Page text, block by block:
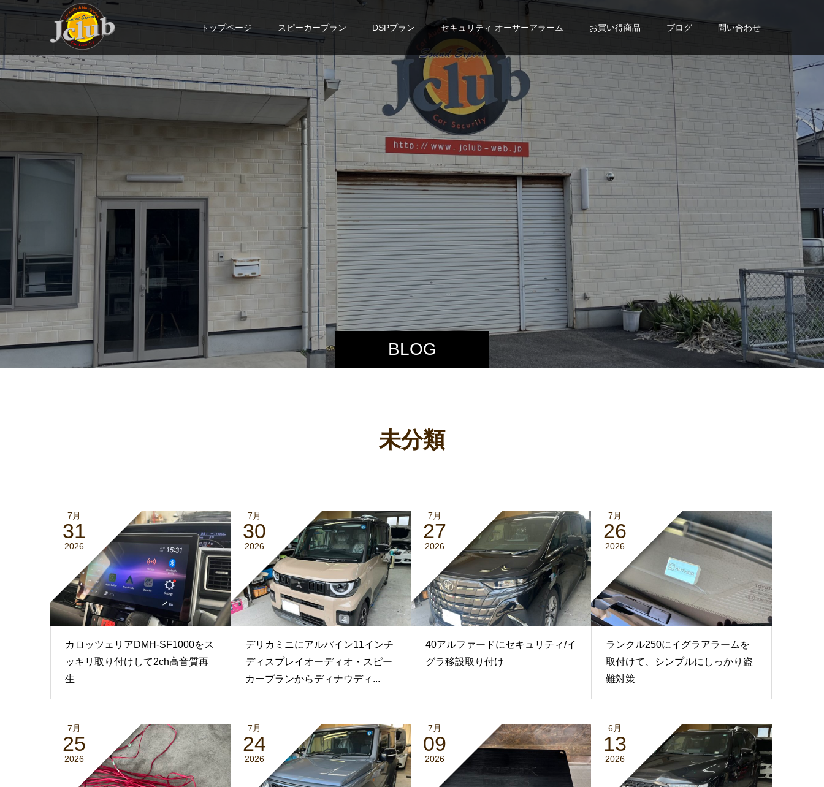
トップページ スピーカープラン DSPプラン セキュリティ オーサーアラーム お買い得商品 ブログ 問い合わせ
BLOG
未分類
7月
31
2026
カロッツェリアDMH-SF1000をス
ッキリ取り付けして2ch高音質再
生
7月
30
2026
デリカミニにアルパイン11インチ
ディスプレイオーディオ・スピー
カープランからディナウディ...
7月
27
2026
40アルファードにセキュリティ/イ
グラ移設取り付け
7月
26
2026
ランクル250にイグラアラームを
取付けて、シンプルにしっかり盗
難対策
7月
25
2026
7月
24
2026
7月
09
2026
6月
13
2026